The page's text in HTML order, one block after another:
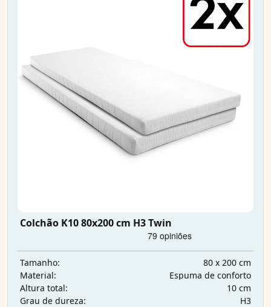
Colchão K10 80x200 cm H3 Twin
Tamanho:
80 x 200 cm
Material:
Espuma de conforto
Altura total:
10 cm
Grau de dureza:
H3